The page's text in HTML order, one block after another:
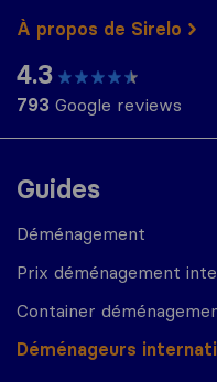
Guides
Déménagement
Prix déménagement
Container
Déménageurs
À propos de Sirelo
4.3
793 Google reviews